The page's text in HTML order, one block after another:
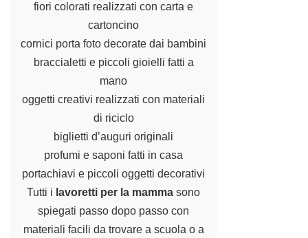
fiori colorati realizzati con carta e
cartoncino
cornici porta foto decorate dai bambini
braccialetti e piccoli gioielli fatti a
mano
oggetti creativi realizzati con materiali
di riciclo
biglietti d’auguri originali
profumi e saponi fatti in casa
portachiavi e piccoli oggetti decorativi
Tutti i lavoretti per la mamma sono
spiegati passo dopo passo con
materiali facili da trovare a scuola o a